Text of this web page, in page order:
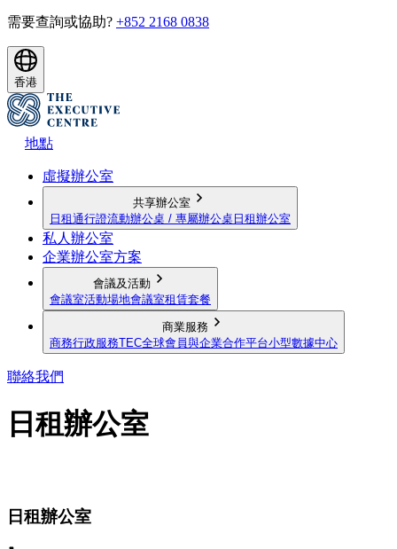
需要查詢或協助? +852 2168 0838
香港
地點
虛擬辦公室
共享辦公室
日租通行證流動辦公桌 / 專屬辦公桌 日租辦公室
私人辦公室
企業辦公室方案
會議及活動
會議室活動場地會議室租賃套餐
商業服務
商務行政服務TEC全球會員與企業合作平台小型數據中心
聯絡我們
日租辦公室
日租辦公室